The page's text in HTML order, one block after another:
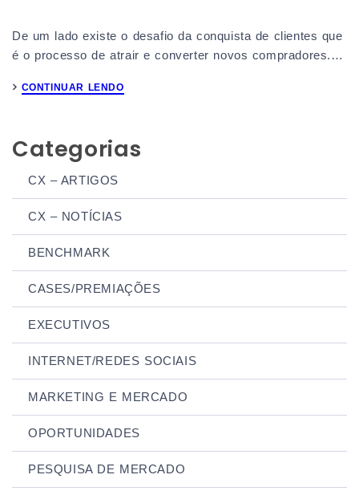
Categorias
CX – ARTIGOS
CX – NOTÍCIAS
BENCHMARK
CASES/PREMIAÇÕES
EXECUTIVOS
INTERNET/REDES SOCIAIS
MARKETING E MERCADO
OPORTUNIDADES
PESQUISA DE MERCADO
De um lado existe o desafio da conquista de clientes que
é o processo de atrair e converter novos compradores.…
CONTINUAR LENDO